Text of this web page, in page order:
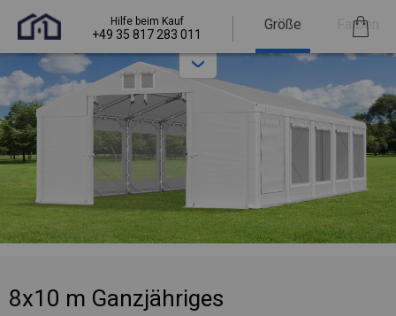
Hilfe beim Kauf
+49 35 817 283 011
Größe Farben
8x10 m Ganzjähriges